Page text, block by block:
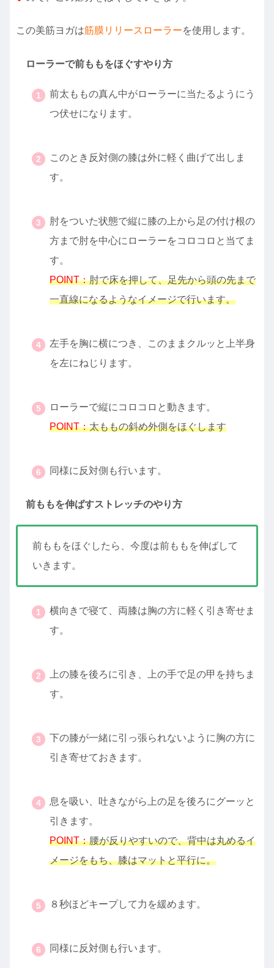
この美筋ヨガは筋膜リリースローラーを使用します。
ローラーで前ももをほぐすやり方
前太ももの真ん中がローラーに当たるようにう
つ伏せになります。
このとき反対側の膝は外に軽く曲げて出しま
す。
肘をついた状態で縦に膝の上から足の付け根の
方まで肘を中心にローラーをコロコロと当てま
す。
POINT：肘で床を押して、足先から頭の先まで
一直線になるようなイメージで行います。
左手を胸に横につき、このままクルッと上半身
を左にねじります。
ローラーで縦にコロコロと動きます。
POINT：太ももの斜め外側をほぐします
同様に反対側も行います。
前ももを伸ばすストレッチのやり方
前ももをほぐしたら、今度は前ももを伸ばして
いきます。
横向きで寝て、両膝は胸の方に軽く引き寄せま
す。
上の膝を後ろに引き、上の手で足の甲を持ちま
す。
下の膝が一緒に引っ張られないように胸の方に
引き寄せておきます。
息を吸い、吐きながら上の足を後ろにグーッと
引きます。
POINT：腰が反りやすいので、背中は丸めるイ
メージをもち、膝はマットと平行に。
８秒ほどキープして力を緩めます。
同様に反対側も行います。